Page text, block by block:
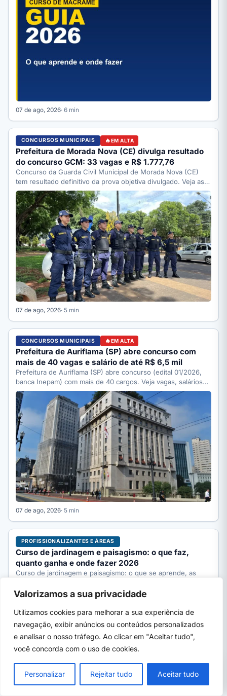
Valorizamos a sua privacidade
Utilizamos cookies para melhorar a sua experiência de
navegação, exibir anúncios ou conteúdos personalizados
e analisar o nosso tráfego. Ao clicar em "Aceitar tudo",
você concorda com o uso de cookies.
Personalizar Rejeitar tudo Aceitar tudo
07 de ago, 2026· 6 min
CONCURSOS MUNICIPAIS EM ALTA
Prefeitura de Morada Nova (CE) divulga resultado
do concurso GCM: 33 vagas e R$ 1.777,76
Concurso da Guarda Civil Municipal de Morada Nova (CE)
tem resultado definitivo da prova objetiva divulgado. Veja as…
07 de ago, 2026· 5 min
CONCURSOS MUNICIPAIS EM ALTA
Prefeitura de Auriflama (SP) abre concurso com
mais de 40 vagas e salário de até R$ 6,5 mil
Prefeitura de Auriflama (SP) abre concurso (edital 01/2026,
banca Inepam) com mais de 40 cargos. Veja vagas, salários…
07 de ago, 2026· 5 min
PROFISSIONALIZANTES E ÁREAS
Curso de jardinagem e paisagismo: o que faz,
quanto ganha e onde fazer 2026
Curso de jardinagem e paisagismo: o que se aprende, as
Curso de biscuit: o que aprende, quanto
ganha e onde fazer 2026